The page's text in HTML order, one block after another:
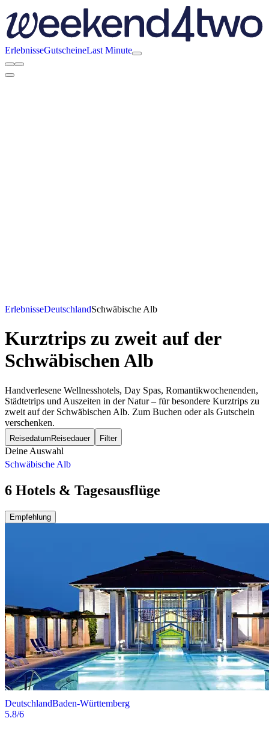
ErlebnisseGutscheineLast Minute
ErlebnisseDeutschlandSchwäbische Alb
Kurztrips zu zweit auf der
Schwäbischen Alb
Handverlesene Wellnesshotels, Day Spas, Romantikwochenenden,
Städtetrips und Auszeiten in der Natur – für besondere Kurztrips zu
zweit auf der Schwäbischen Alb. Zum Buchen oder als Gutschein
verschenken.
Reisedatum Reisedauer Filter
Deine Auswahl
Schwäbische Alb
6 Hotels & Tagesausflüge
Empfehlung
DeutschlandBaden-Württemberg
5.8/6